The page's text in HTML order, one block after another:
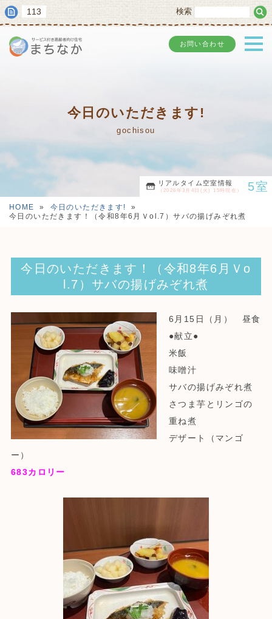
検索
113
お問い合わせ
リアルタイム空室情報
（2026年3月4日(火) 15時現在） 5室
今日のいただきます!
gochisou
HOME » 今日のいただきます!
»
今日のいただきます！（令和8年6月Ｖol.7）サバの揚げみぞれ煮
今日のいただきます！（令和8年6月Ｖo
l.7）サバの揚げみぞれ煮
6月15日（月） 昼食
●献立●
米飯
味噌汁
サバの揚げみぞれ煮
さつま芋とリンゴの
重ね煮
デザート（マンゴ
ー）
683カロリー